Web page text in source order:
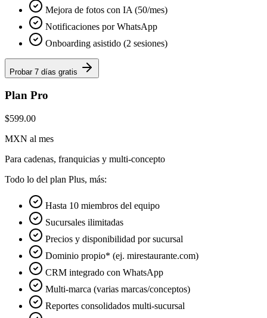
Mejora de fotos con IA (50/mes)
Notificaciones por WhatsApp
Onboarding asistido (2 sesiones)
Probar 7 días gratis
Plan Pro
$599.00
MXN al mes
Para cadenas, franquicias y multi-concepto
Todo lo del plan Plus, más:
Hasta 10 miembros del equipo
Sucursales ilimitadas
Precios y disponibilidad por sucursal
Dominio propio* (ej. mirestaurante.com)
CRM integrado con WhatsApp
Multi-marca (varias marcas/conceptos)
Reportes consolidados multi-sucursal